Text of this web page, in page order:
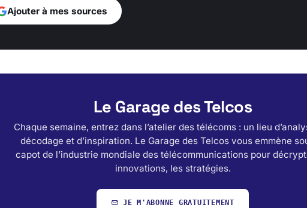
Ajouter à mes sources
Le Garage des Telcos
Chaque semaine, entrez dans l’atelier des télécoms : un lieu
décodage et d’inspiration. Le Garage des Telcos vous emmène
capot de l’industrie mondiale des télécommunications pour
innovations, les stratégies.
JE M'ABONNE GRATUITEMENT